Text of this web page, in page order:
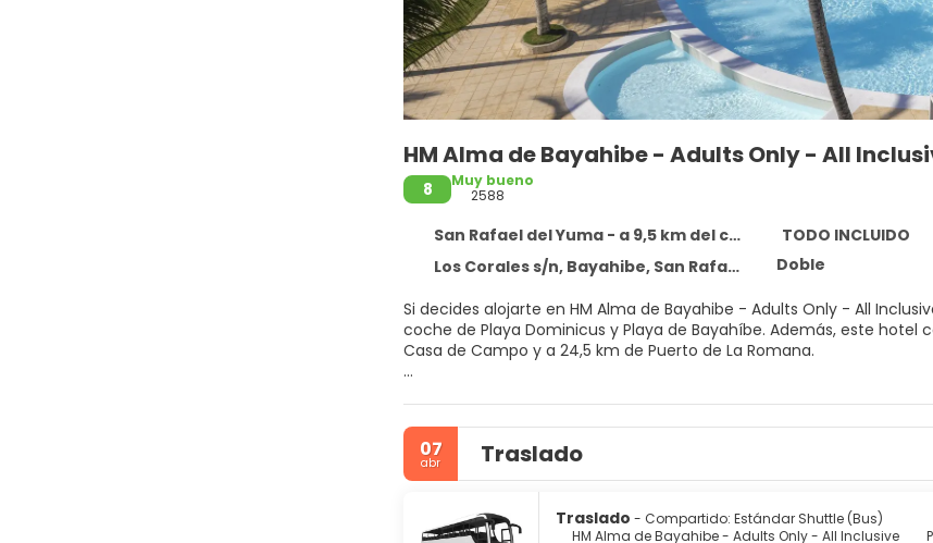
HM Alma de Bayahibe - Adults Only - All
8
Muy bueno
2588
San Rafael del Yuma - a 9,5 km del centro
TODO INCLUIDO
Los Corales s/n, Bayahibe, San Rafael del Yuma 23000
Doble
Si decides alojarte en HM Alma de Bayahibe - Adults Only - All
coche de Playa Dominicus y Playa de Bayahíbe. Además, este hotel con todo incluido se encuentra a 24,2 km de Puerto deportivo de
Casa de Campo y a 24,5 km de Puerto de La Romana.
servicio de transporte gratuito.
Disfruta de una agradable estancia en una de las 292 habitaciones
gratuitos y secadores de pelo. Entre las comodidades, se incluyen
limpieza disponible todos los días.
07
abr Traslado
Traslado - Compartido: Estándar Shuttle (Bus)
HM Alma de Bayahibe - Adults Only - All Inclusive